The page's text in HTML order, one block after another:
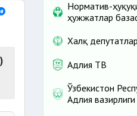
Норматив-
ҳужжатлар
Халқ
Адлия ТВ
Ўзбекистон
Адлия вазирлиги